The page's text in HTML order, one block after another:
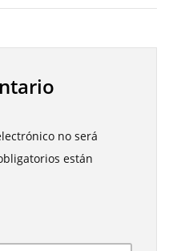
no será
están